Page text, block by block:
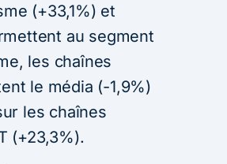
(+33,1%) et
au segment
les chaînes
le média (-1,9%)
les chaînes
(+23,3%).